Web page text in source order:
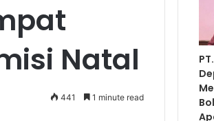
Natal
441 1 minute read